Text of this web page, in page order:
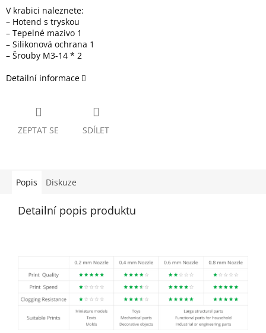
V krabici naleznete:
– Hotend s tryskou
– Tepelné mazivo 1
– Silikonová ochrana 1
– Šrouby M3-14 * 2
Detailní informace
ZEPTAT SE SDÍLET
Popis Diskuze
Detailní popis produktu